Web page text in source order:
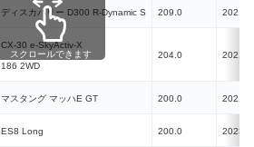
ディスカバリー D300 R-Dynamic S 209.0 2021
CX-30 e-SkyActiv-X
186 2WD
204.0 2021
マスタング マッハE GT 200.0 2021
ES8 Long 200.0 2023
スクロールできます